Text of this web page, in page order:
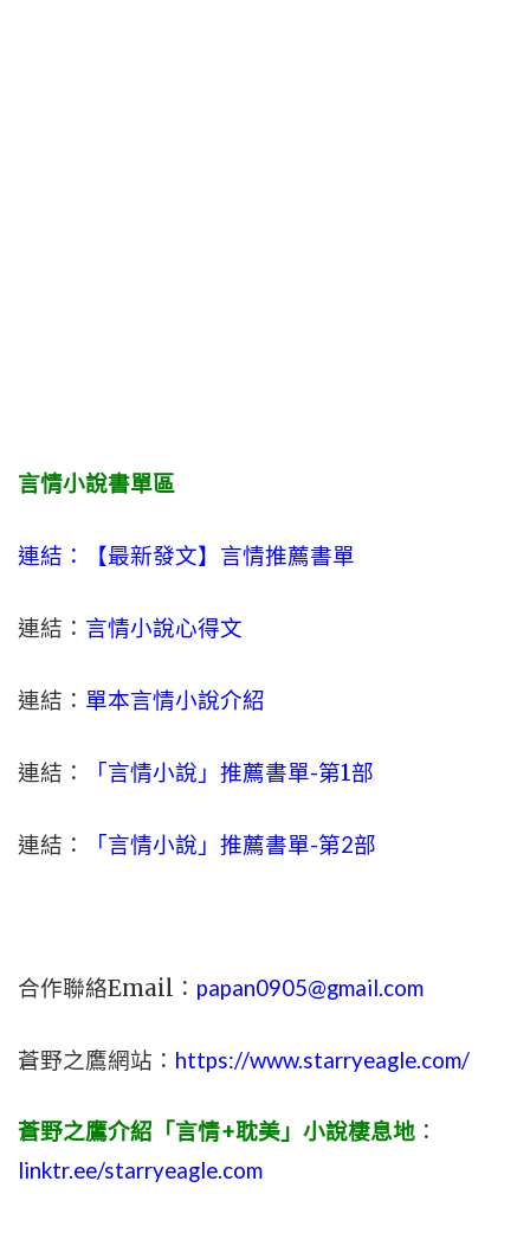
言情小說書單區
連結：【最新發文】 言情推薦書單
連結： 言情小說心得文
連結： 單本言情小說介紹
連結： 「言情小說」推薦書單-第1部
連結： 「言情小說」推薦書單-第2部
合作聯絡Email： papan0905@gmail.com
蒼野之鷹網站： https://www.starryeagle.com/
蒼野之鷹介紹「言情+耽美」小說棲息地 ：
linktr.ee/starryeagle.com